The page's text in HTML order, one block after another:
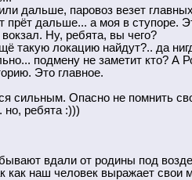
дальше, паровоз везет
прёт дальше... а моя в ступоре.
Ну, ребята, вы чего?
такую локацию найдут?.. да
подмену не заметит кто? А
Это главное.
сильным. Опасно не помнить
ребята :)))
вдали от родины под
наш человек выражает свои